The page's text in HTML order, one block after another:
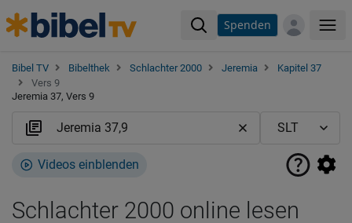
Spenden
Bibel TV Bibelthek Schlachter 2000 Jeremia
Kapitel 37
Vers 9
Jeremia 37, Vers 9
Videos einblenden
Schlachter 2000 online lesen